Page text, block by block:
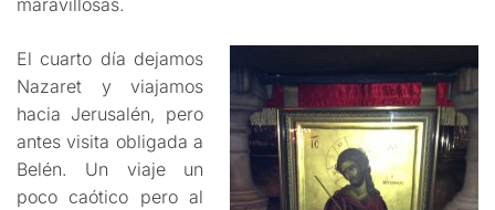
maravillosas.
El cuarto día dejamos
Nazaret y viajamos
hacia Jerusalén, pero
antes visita obligada a
Belén. Un viaje un
poco caótico pero al